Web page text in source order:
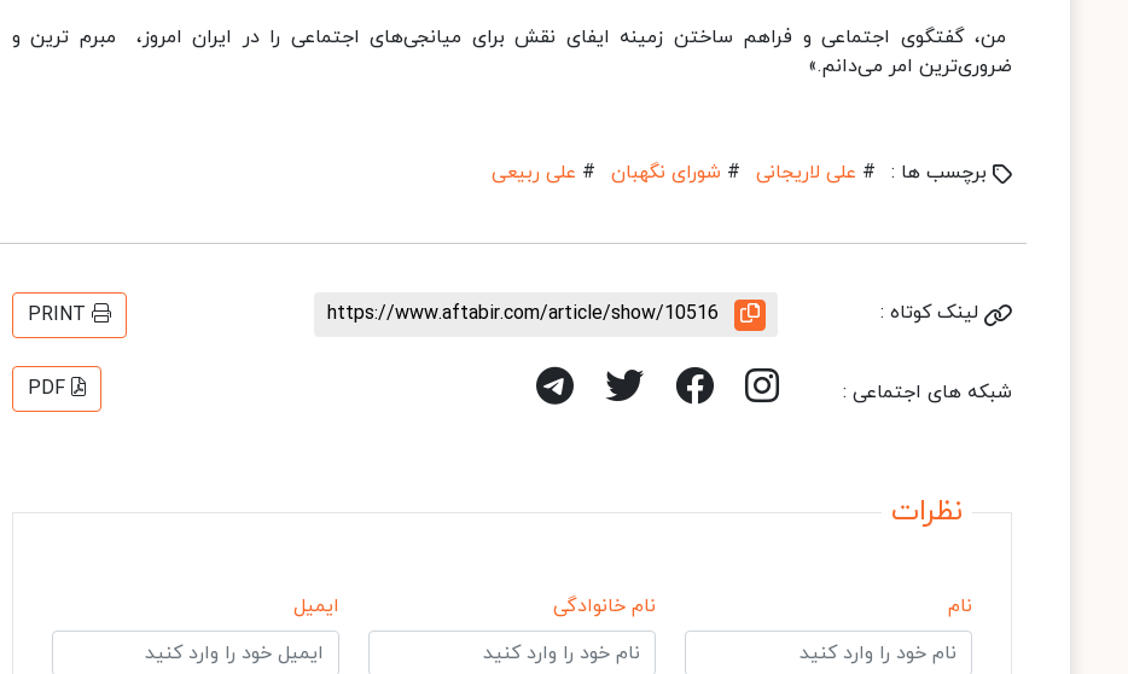
من، گفتگوی اجتماعی و فراهم ساختن زمینه ایفای نقش برای میانجی‌های اجتماعی را در ایران امروز، مبرم ترین و
ضروری‌ترین امر می‌دانم.»
برچسب ها : # علی لاریجانی # شورای نگهبان # علی ربیعی
لینک کوتاه : https://www.aftabir.com/article/show/10516
PRINT
شبکه های اجتماعی : PDF
نظرات
نام نام خانوادگی ایمیل